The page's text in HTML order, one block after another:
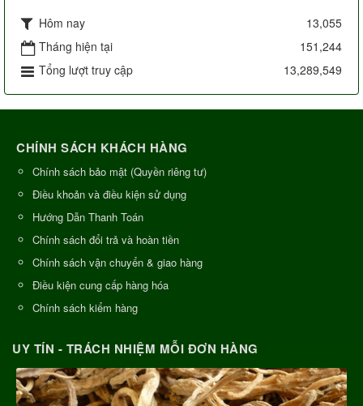
Hôm nay
13,055
Tháng hiện tại
151,244
Tổng lượt truy cập
13,289,549
CHÍNH SÁCH KHÁCH HÀNG
Chính sách bảo mật (Quyền riêng tư)
Điều khoản và điều kiện sử dụng
Hướng Dẫn Thanh Toán
Chính sách đổi trả và hoàn tiền
Chính sách vận chuyển & giao hàng
Điều kiện cung cấp hàng hóa
Chính sách kiểm hàng
UY TÍN - TRÁCH NHIỆM MỖI ĐƠN HÀNG